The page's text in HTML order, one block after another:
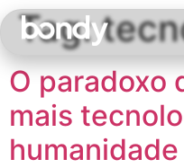
Tag:
O paradoxo
mais
humanidade